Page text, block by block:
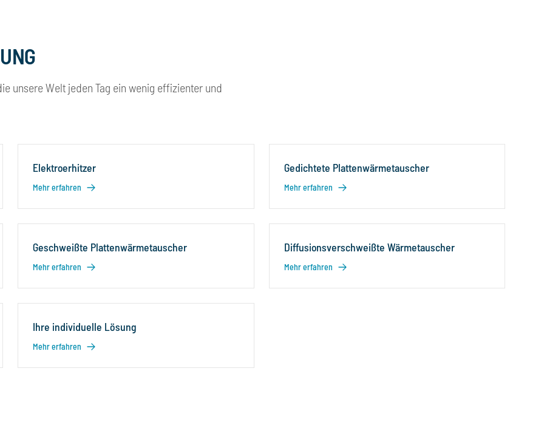
unsere Welt jeden Tag ein wenig effizienter und
Elektroerhitzer
Mehr erfahren
Gedichtete Plattenwärmetauscher
Mehr erfahren
Geschweißte Plattenwärmetauscher
Mehr erfahren
Diffusionsverschweißte Wärmetauscher
Mehr erfahren
Ihre individuelle Lösung
Mehr erfahren